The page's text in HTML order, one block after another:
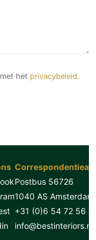
het privacybeleid.
Postbus 56726
1040 AS Amsterdam
+31 (0)6 54 72 56
info@bestinteriors.nl